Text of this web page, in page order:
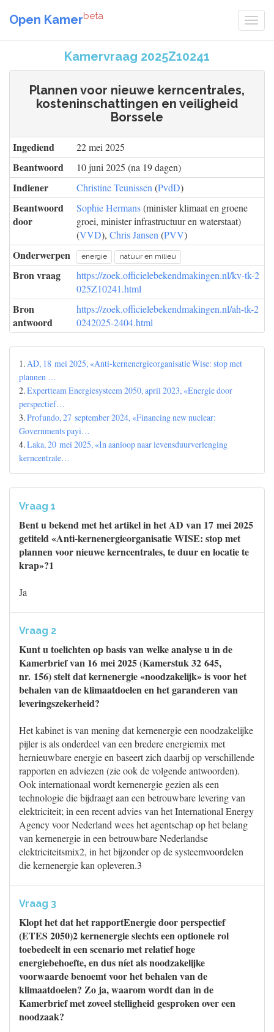
Open Kamerbeta
Kamervraag 2025Z10241
Plannen voor nieuwe kerncentrales,
kosteninschattingen en veiligheid
Borssele
Ingediend 22 mei 2025
Beantwoord 10 juni 2025 (na 19 dagen)
Indiener Christine Teunissen (PvdD)
Beantwoord
door
Sophie Hermans(minister klimaat en groene
groei, minister infrastructuur en waterstaat)
(VVD), Chris Jansen (PVV)
Onderwerpen energie natuur en milieu
Bron vraag
https://zoek.officielebekendmakingen.nl/kv-tk-2
025Z10241.html
Bron
antwoord
https://zoek.officielebekendmakingen.nl/ah-tk-2
0242025-2404.html
1.AD, 18 mei 2025, «Anti-kernenergieorganisatie Wise: stop met
plannen …
2.Expertteam Energiesysteem 2050, april 2023, «Energie door
perspectief…
3.Profundo, 27 september 2024, «Financing new nuclear:
Governments payi…
4.Laka, 20 mei 2025, «In aanloop naar levensduurverlenging
kerncentrale…
Vraag 1
Bent u bekend met het artikel in het AD van 17 mei 2025
getiteld «Anti-kernenergieorganisatie WISE: stop met
plannen voor nieuwe kerncentrales, te duur en locatie te
krap»?1
Ja
Vraag 2
Kunt u toelichten op basis van welke analyse u in de
Kamerbrief van 16 mei 2025 (Kamerstuk 32 645,
nr. 156) stelt dat kernenergie «noodzakelijk» is voor het
behalen van de klimaatdoelen en het garanderen van
leveringszekerheid?
Het kabinet is van mening dat kernenergie een noodzakelijke
pijler is als onderdeel van een bredere energiemix met
hernieuwbare energie en baseert zich daarbij op verschillende
rapporten en adviezen (zie ook de volgende antwoorden).
Ook internationaal wordt kernenergie gezien als een
technologie die bijdraagt aan een betrouwbare levering van
elektriciteit; in een recent advies van het International Energy
Agency voor Nederland wees het agentschap op het belang
van kernenergie in een betrouwbare Nederlandse
elektriciteitsmix2, in het bijzonder op de systeemvoordelen
die kernenergie kan opleveren.3
Vraag 3
Klopt het dat het rapportEnergie door perspectief
(ETES 2050)2 kernenergie slechts een optionele rol
toebedeelt in een scenario met relatief hoge
energiebehoefte, en dus níet als noodzakelijke
voorwaarde benoemt voor het behalen van de
klimaatdoelen? Zo ja, waarom wordt dan in de
Kamerbrief met zoveel stelligheid gesproken over een
noodzaak?